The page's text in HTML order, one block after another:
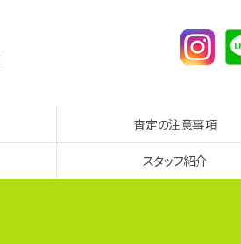
査定の注意事項
スタッフ紹介